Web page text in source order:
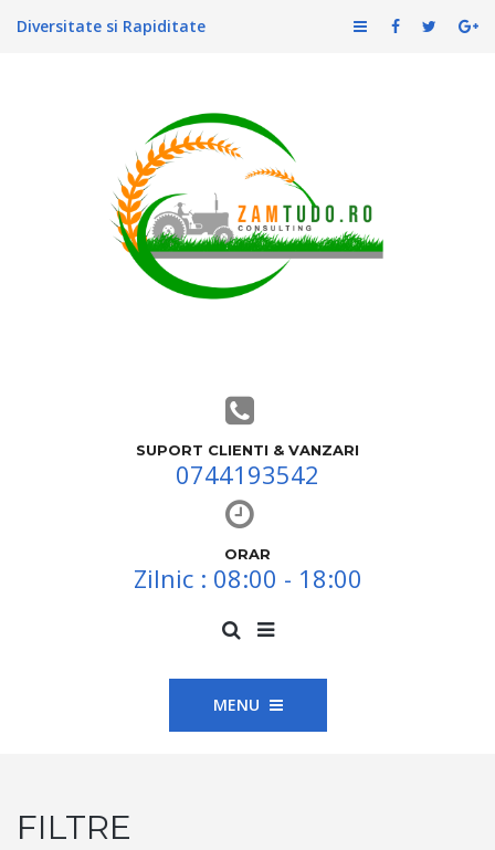
Diversitate si Rapiditate
SUPORT CLIENTI & VANZARI
0744193542
ORAR
Zilnic : 08:00 - 18:00
MENU
FILTRE